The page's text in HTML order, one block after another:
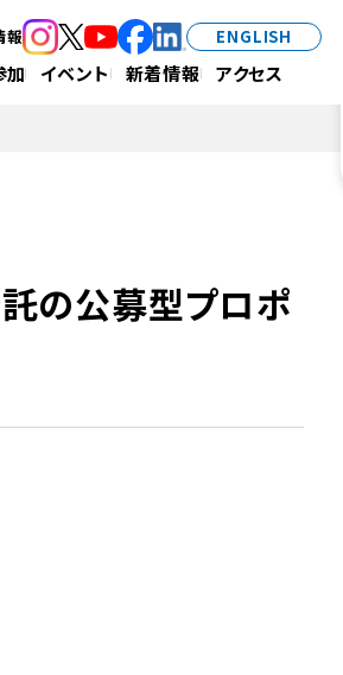
加 イベント 新着情報 アクセス
報
（新規タブで開きます）
（新規タブで開きます）
（新規タブで開きます）
（新規タブで開きます）
（新規タブで開きます）
ENGLISH
の公募型プロポ